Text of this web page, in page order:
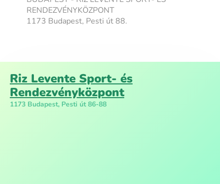
RENDEZVÉNYKÖZPONT
1173 Budapest, Pesti út 88.
Riz Levente Sport- és
Rendezvényközpont
1173 Budapest, Pesti út 86-88